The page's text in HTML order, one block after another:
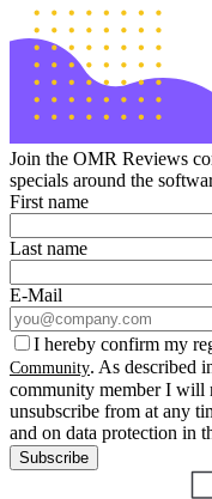
Join the OMR Reviews
specials around the
First name
Last name
E-Mail
I hereby confirm my
Community. As described
community member I will
unsubscribe from at any
and on data protection in
Subscribe